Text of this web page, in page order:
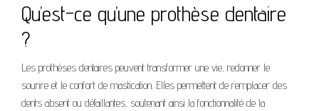
Qu’est-ce qu’une prothèse dentaire
?
Les prothèses dentaires peuvent transformer une vie, redonner le
sourire et le confort de mastication. Elles permettent de remplacer des
dents absent ou défaillantes, soutenant ainsi la fonctionnalité de la